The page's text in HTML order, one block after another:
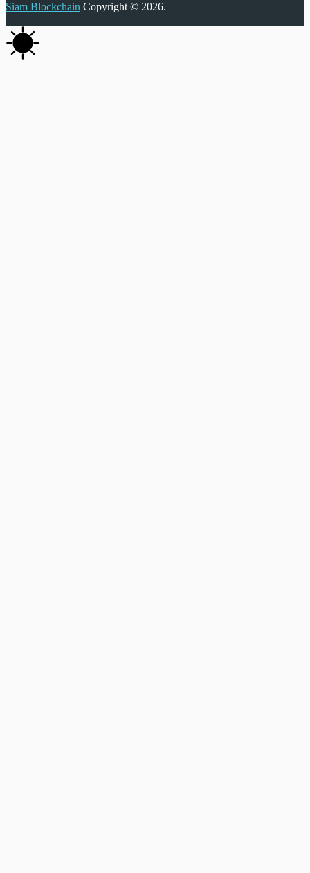
Siam Blockchain Copyright © 2026.